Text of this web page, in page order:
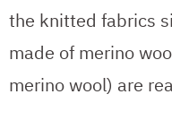
the knitted fabrics
made of merino
merino wool) are